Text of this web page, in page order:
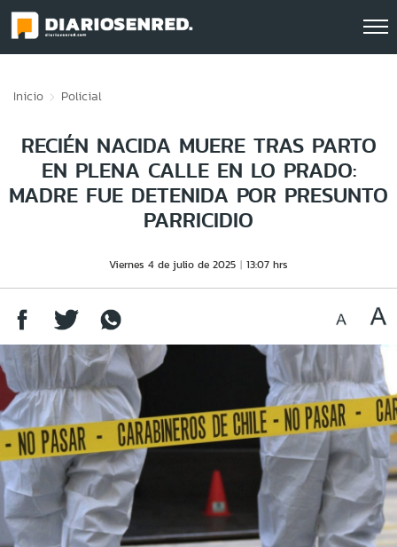
Inicio Policial
RECIÉN NACIDA MUERE TRAS PARTO
EN PLENA CALLE EN LO PRADO:
MADRE FUE DETENIDA POR PRESUNTO
PARRICIDIO
Viernes 4 de julio de 2025 13:07 hrs